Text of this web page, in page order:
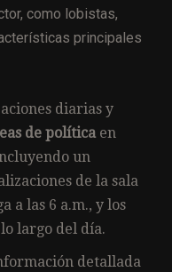
como lobistas,
principales
diarias y
de políticaen
un
de la sala
a las 6 a.m., y los
largo del día.
detallada